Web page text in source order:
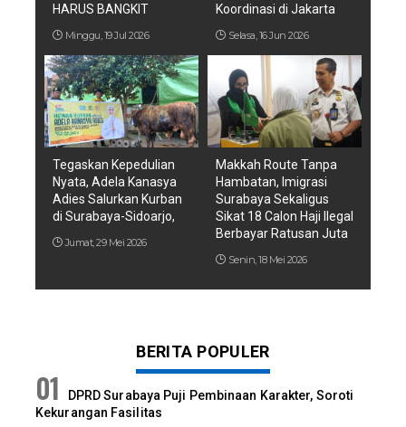
HARUS BANGKIT
Minggu, 19 Jul 2026
Koordinasi di Jakarta
Selasa, 16 Jun 2026
Tegaskan Kepedulian
Nyata, Adela Kanasya
Adies Salurkan Kurban
di Surabaya-Sidoarjo,
Jumat, 29 Mei 2026
Makkah Route Tanpa
Hambatan, Imigrasi
Surabaya Sekaligus
Sikat 18 Calon Haji Ilegal
Berbayar Ratusan Juta
Senin, 18 Mei 2026
BERITA POPULER
DPRD Surabaya Puji Pembinaan Karakter, Soroti
Kekurangan Fasilitas